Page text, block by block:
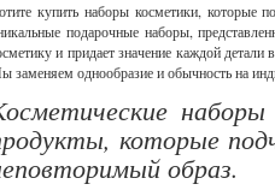
купить наборы косметики, которые
подарочные наборы,
и придает значение каждой
заменяем однообразие и обычность на
которые
образ.